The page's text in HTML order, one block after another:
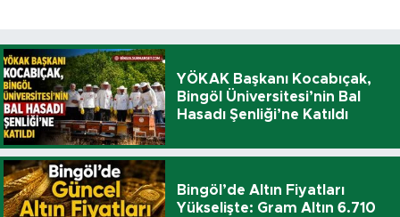
YÖKAK Başkanı Kocabıçak,
Bingöl Üniversitesi’nin Bal
Hasadı Şenliği’ne Katıldı
Bingöl’de Altın Fiyatları
Yükselişte: Gram Altın 6.710